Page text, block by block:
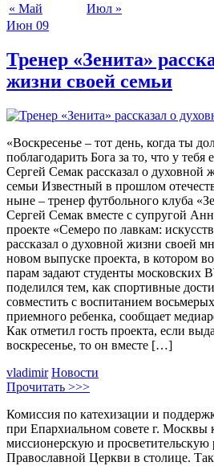
« Май Июл »
Июн 09
Тренер «Зенита»
жизни своей семьи
«Воскресенье – тот день, когда ты
поблагодарить Бога за то, что у
Сергей Семак рассказал о духовной
семьи Известный в прошлом
ныне – тренер футбольного клуба
Сергей Семак вместе с супругой
проекте «Семеро по лавкам:
рассказал о духовной жизни своей
новом выпуске проекта, в котором
парам задают студенты московских
поделился тем, как спортивные
совместить с воспитанием
приемного ребенка, сообщает
Как отметил гость проекта, если
воскресенье, то он вместе […]
vladimir Новости
Прочитать >>>
Комиссия по катехизации и
при Епархиальном совете г. Москвы
миссионерскую и просветительскую
Православной Церкви в столице.